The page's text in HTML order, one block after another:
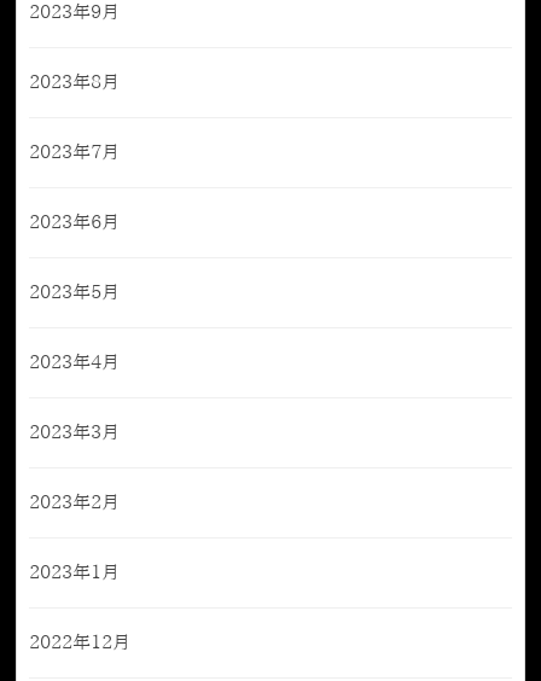
2023年9月
2023年8月
2023年7月
2023年6月
2023年5月
2023年4月
2023年3月
2023年2月
2023年1月
2022年12月